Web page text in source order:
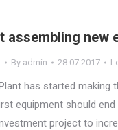
assembling new
By admin 28.07.2017
has started
equipment should
project to